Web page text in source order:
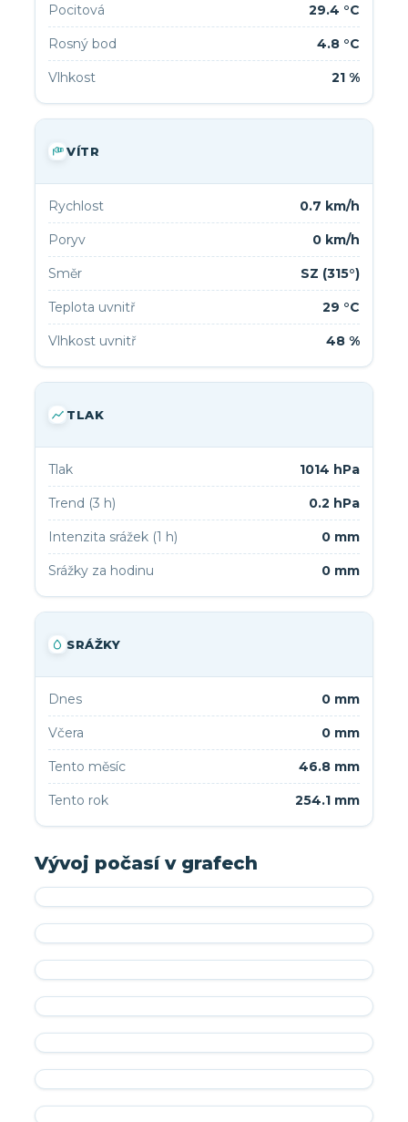
Pocitová 29.4 °C
Rosný bod 4.8 °C
Vlhkost 21 %
VÍTR
Rychlost 0.7 km/h
Poryv 0 km/h
Směr SZ (315°)
Teplota uvnitř 29 °C
Vlhkost uvnitř 48 %
TLAK
Tlak 1014 hPa
Trend (3 h) 0.2 hPa
Intenzita srážek (1 h) 0 mm
Srážky za hodinu 0 mm
SRÁŽKY
Dnes 0 mm
Včera 0 mm
Tento měsíc 46.8 mm
Tento rok 254.1 mm
Vývoj počasí v grafech